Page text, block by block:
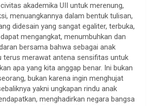
akademika UII untuk merenung,
menuangkannya dalam bentuk tulisan,
didesain yang sangat egaliter, terbuka,
mengangkat, menumbuhkan dan
bersama bahwa sebagai anak
terus merawat antena sensifitas untuk
apa yang kita anggap benar. Ini bukan
bukan karena ingin menghujat
yakni ungkapan rindu anak
menghadirkan negara bangsa